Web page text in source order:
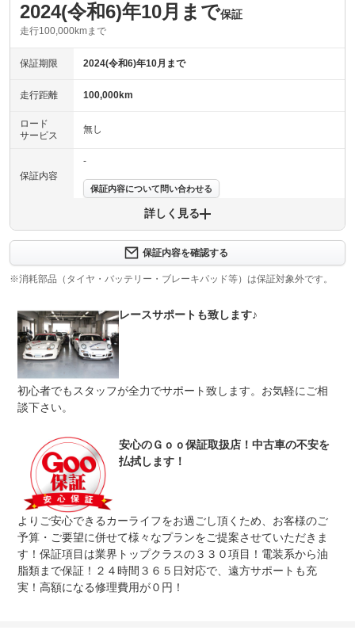
2024(令和6)年10月まで保証
走行100,000kmまで
保証期限 2024(令和6)年10月まで
走行距離 100,000km
ロード
サービス
無し
保証内容
-
保証内容について問い合わせる
上限金額
免責金 無し
保証修理
受付先
-
法定整備
整備付 法定12ヶ月または法定24ヶ月点検整備付
※車検なし・車検整備付の場合は法定24ヶ月点検整備付
について
詳しく見る
保証内容を確認する
※消耗部品（タイヤ・バッテリー・ブレーキパッド等）は保証対象外です。
レースサポートも致します♪
初心者でもスタッフが全力でサポート致します。お気軽にご相
談下さい。
安心のＧｏｏ保証取扱店！中古車の不安を
払拭します！
よりご安心できるカーライフをお過ごし頂くため、お客様のご
予算・ご要望に併せて様々なプランをご提案させていただきま
す！保証項目は業界トップクラスの３３０項目！電装系から油
脂類まで保証！２４時間３６５日対応で、遠方サポートも充
実！高額になる修理費用が０円！